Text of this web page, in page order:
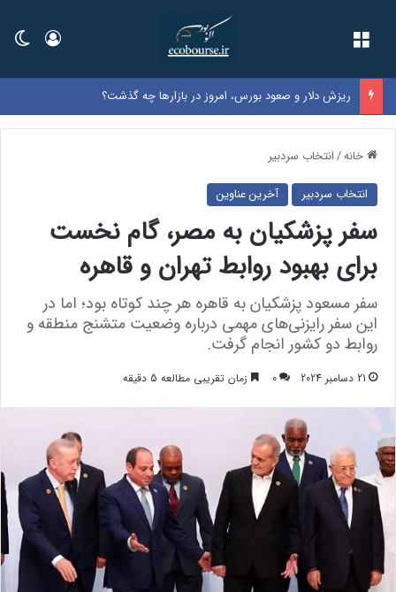
ورود
ریزش دلار و صعود بورس، امروز در بازارها چه گذشت؟
خانه/انتخاب سردبیر
انتخاب سردبیر آخرین عناوین
سفر پزشکیان به مصر، گام نخست
برای بهبود روابط تهران و قاهره
سفر مسعود پزشکیان به قاهره هر چند کوتاه بود؛ اما در
این سفر رایزنی‌های مهمی درباره وضعیت متشنج منطقه و
روابط دو کشور انجام گرفت.
21 دسامبر 2024 0 زمان تقریبی مطالعه 5 دقیقه